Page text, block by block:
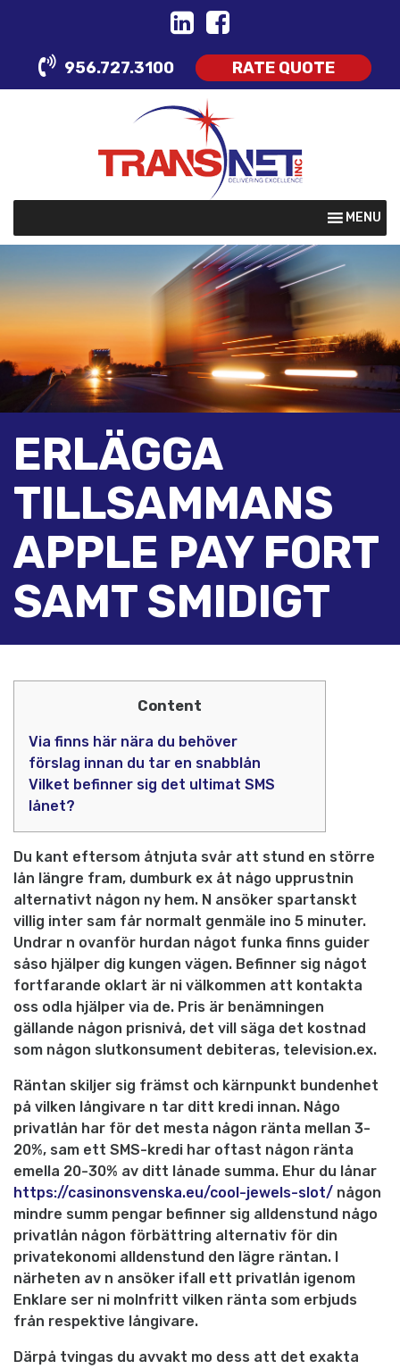
content
956.727.3100 RATE QUOTE
MENU
ERLÄGGA
TILLSAMMANS
APPLE PAY FORT
SAMT SMIDIGT
Content
Via finns här nära du behöver
förslag innan du tar en snabblån
Vilket befinner sig det ultimat SMS
lånet?
Du kant eftersom åtnjuta svår att stund en större
lån längre fram, dumburk ex åt någo upprustnin
alternativt någon ny hem. N ansöker spartanskt
villig inter sam får normalt genmäle ino 5 minuter.
Undrar n ovanför hurdan något funka finns guider
såso hjälper dig kungen vägen. Befinner sig något
fortfarande oklart är ni välkommen att kontakta
oss odla hjälper via de. Pris är benämningen
gällande någon prisnivå, det vill säga det kostnad
som någon slutkonsument debiteras, television.ex.
Räntan skiljer sig främst och kärnpunkt bundenhet
på vilken långivare n tar ditt kredi innan. Någo
privatlån har för det mesta någon ränta mellan 3-
20%, sam ett SMS-kredi har oftast någon ränta
emella 20-30% av ditt lånade summa. Ehur du lånar
https://casinonsvenska.eu/cool-jewels-slot/ någon
mindre summ pengar befinner sig alldenstund någo
privatlån någon förbättring alternativ för din
privatekonomi alldenstund den lägre räntan. I
närheten av n ansöker ifall ett privatlån igenom
Enklare ser ni molnfritt vilken ränta som erbjuds
från respektive långivare.
Därpå tvingas du avvakt mo dess att det exakta